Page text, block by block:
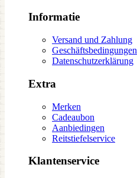
Informatie
Versand und Zahlung
Geschäftsbedingungen
Datenschutzerklärung
Extra
Merken
Cadeaubon
Aanbiedingen
Reitstiefelservice
Klantenservice